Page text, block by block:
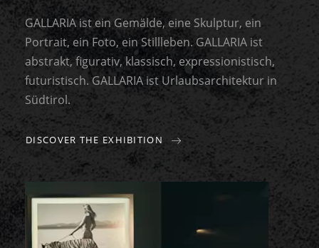
GALLARIA ist ein Gemälde, eine Skulptur, ein
Portrait, ein Foto, ein Stillleben. GALLARIA ist
abstrakt, figurativ, klassisch, expressionistisch,
futuristisch. GALLARIA ist Urlaubsarchitektur in
Südtirol.
DISCOVER THE EXHIBITION